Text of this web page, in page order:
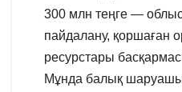
300 млн теңге —
пайдалану, қоршаған
ресурстары
Мұнда балық